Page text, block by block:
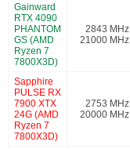
Gainward
RTX 4090
PHANTOM
GS (AMD
Ryzen 7
7800X3D)
2843 MHz
21000 MHz
Sapphire
PULSE RX
7900 XTX
24G (AMD
Ryzen 7
7800X3D)
2753 MHz
20000 MHz